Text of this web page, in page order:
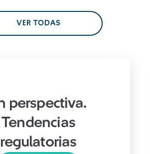
VER TODAS
perspectiva.
Tendencias
regulatorias